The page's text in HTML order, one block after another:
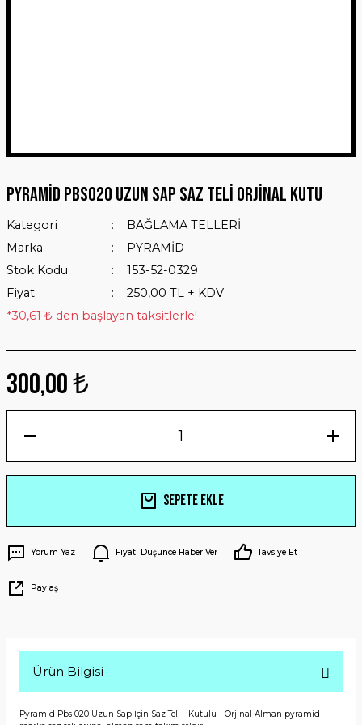
PYRAMİD PBS020 UZUN SAP SAZ TELİ ORJİNAL KUTU
Kategori
BAĞLAMA TELLERİ
Marka
PYRAMİD
Stok Kodu
153-52-0329
Fiyat
250,00 TL + KDV
*30,61 ₺ den başlayan taksitlerle!
300,00 ₺
Sepete Ekle
Yorum Yaz Fiyatı Düşünce Haber Ver Tavsiye Et
Paylaş
Ürün Bilgisi
Pyramid Pbs 020 Uzun Sap İçin Saz Teli - Kutulu - Orjinal Alman pyramid